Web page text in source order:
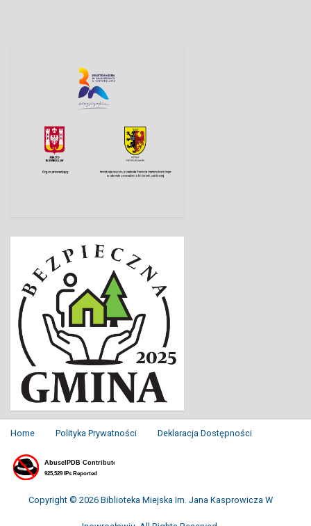
Home Polityka Prywatności Deklaracja Dostępności
Copyright © 2026 Biblioteka Miejska Im. Jana Kasprowicza W